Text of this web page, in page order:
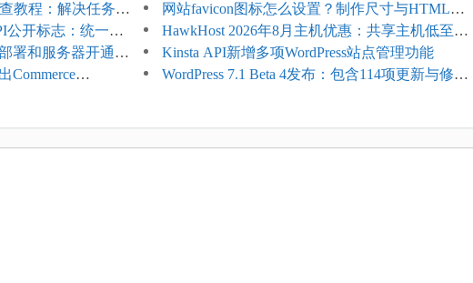
查教程：解决任务积
网站favicon图标怎么设置？制作尺寸与HTML添
加方法
公开标志：统一支
HawkHost 2026年8月主机优惠：共享主机低至
$2.61/月，高性能主机同步折扣
署和服务器开通更
Kinsta API新增多项WordPress站点管理功能
Commerce
WordPress 7.1 Beta 4发布：包含114项更新与修